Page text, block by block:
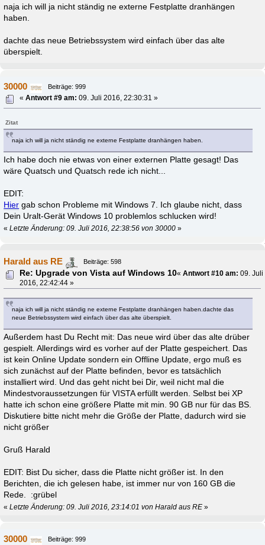
naja ich will ja nicht ständig ne externe Festplatte dranhängen
haben.
dachte das neue Betriebssystem wird einfach über das alte
überspielt.
30000
Beiträge: 999
«Antwort #9 am: 09. Juli 2016, 22:30:31 »
Zitat
naja ich will ja nicht ständig ne externe Festplatte dranhängen haben.
Ich habe doch nie etwas von einer externen Platte gesagt! Das
wäre Quatsch und Quatsch rede ich nicht...
EDIT:
Hier gab schon Probleme mit Windows 7. Ich glaube nicht, dass
Dein Uralt-Gerät Windows 10 problemlos schlucken wird!
«Letzte Änderung: 09. Juli 2016, 22:38:56 von 30000 »
Harald aus RE Beiträge: 598
Re: Upgrade von Vista auf Windows 10«Antwort #10 am: 09. Juli
2016, 22:42:44 »
naja ich will ja nicht ständig ne externe Festplatte dranhängen haben.dachte das
neue Betriebssystem wird einfach über das alte überspielt.
Außerdem hast Du Recht mit: Das neue wird über das alte drüber
gespielt. Allerdings wird es vorher auf der Platte gespeichert. Das
ist kein Online Update sondern ein Offline Update, ergo muß es
sich zunächst auf der Platte befinden, bevor es tatsächlich
installiert wird. Und das geht nicht bei Dir, weil nicht mal die
Mindestvoraussetzungen für VISTA erfüllt werden. Selbst bei XP
hatte ich schon eine größere Platte mit min. 90 GB nur für das BS.
Diskutiere bitte nicht mehr die Größe der Platte, dadurch wird sie
nicht größer
Gruß Harald
EDIT: Bist Du sicher, dass die Platte nicht größer ist. In den
Berichten, die ich gelesen habe, ist immer nur von 160 GB die
Rede. :grübel
«Letzte Änderung: 09. Juli 2016, 23:14:01 von Harald aus RE »
30000
Beiträge: 999